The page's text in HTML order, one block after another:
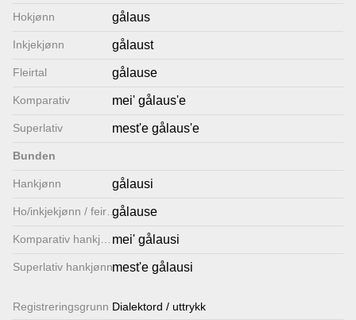
Hokjønn gålaus
Inkjekjønn gålaust
Fleirtal gålause
Komparativ mei' gålaus'e
Superlativ mest'e gålaus'e
Bunden
Hankjønn gålausi
Ho/inkjekjønn / feirtal
gålause
mei' gålausi
Superlativ hankjønnmest'e gålausi
Registrerings­grunn Dialektord / uttrykk
Kontakt
oss